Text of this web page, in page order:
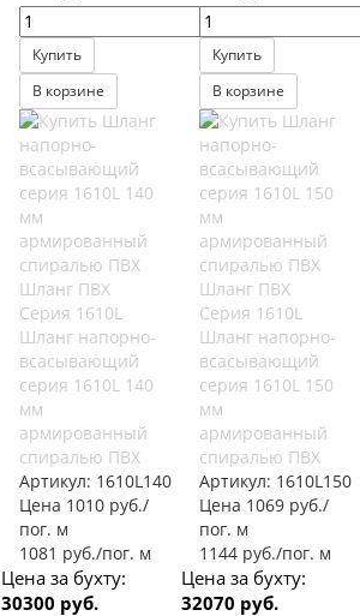
Купить
В корзине
Купить
В корзине
Шланг ПВХ
Серия 1610L
Шланг напорно-
всасывающий
серия 1610L 140
мм
армированный
спиралью ПВХ
Артикул: 1610L140
Цена 1010 руб./
пог. м
1081 руб./пог. м
Цена за бухту:
30300 руб.
Шланг ПВХ
Серия 1610L
Шланг напорно-
всасывающий
серия 1610L 150
мм
армированный
спиралью ПВХ
Артикул: 1610L150
Цена 1069 руб./
пог. м
1144 руб./пог. м
Цена за бухту:
32070 руб.